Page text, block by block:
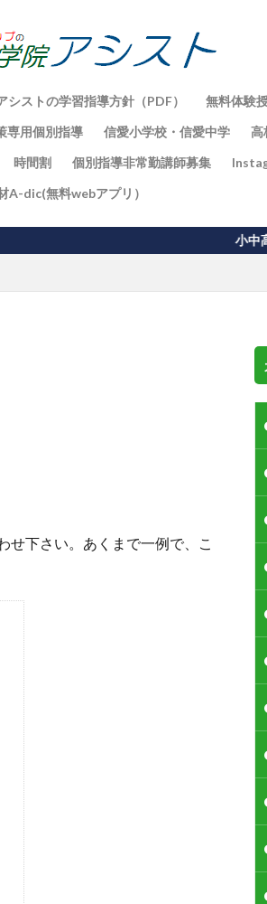
シストの学習指導方針（PDF） 無料体験
専用個別指導 信愛小学校・信愛中学 高
時間割 個別指導非常勤講師募集
A-dic(無料webアプリ）
小中高の個別指導
せ下さい。あくまで一例で、こ